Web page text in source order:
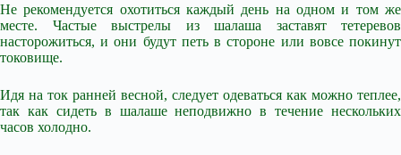
Не рекомендуется охотиться каждый день на одном и том же
месте. Частые выстрелы из шалаша заставят тетеревов
насторожиться, и они будут петь в стороне или вовсе покинут
токовище.
Идя на ток ранней весной, следует одеваться как можно теплее,
так как сидеть в шалаше неподвижно в течение нескольких
часов холодно.